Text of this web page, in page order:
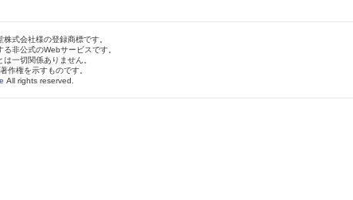
株式会社様の登録商標です。
非公式のWebサービスです。
一切関係ありません。
作権を示すものです。
All rights reserved.